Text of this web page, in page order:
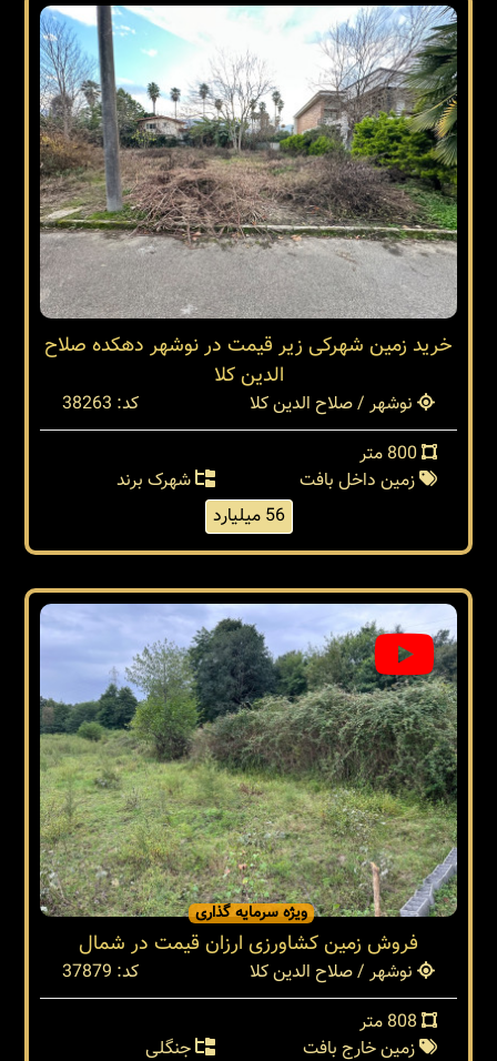
خرید زمین شهرکی زیر قیمت در نوشهر دهکده صلاح
الدین کلا
نوشهر / صلاح الدین کلا
کد: 38263
زمین داخل بافت
شهرک برند
56 میلیارد
ویژه سرمایه گذاری
فروش زمین کشاورزی ارزان قیمت در شمال
نوشهر / صلاح الدین کلا
کد: 37879
زمین خارج بافت
جنگلی